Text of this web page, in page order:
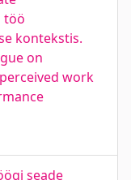
töö
kontekstis.
on
work
seade